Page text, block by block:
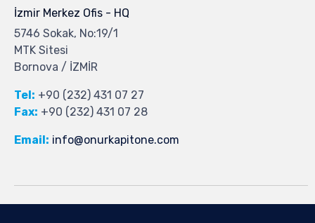
İzmir Merkez Ofis - HQ
5746 Sokak, No:19/1
MTK Sitesi
Bornova / İZMİR
Tel: +90 (232) 431 07 27
Fax: +90 (232) 431 07 28
Email: info@onurkapitone.com